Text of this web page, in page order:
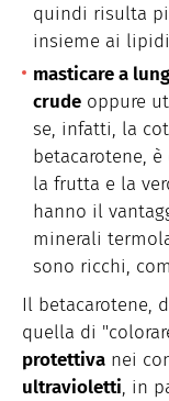
quindi risulta
insieme ai
masticare a
crude oppure
se, infatti, la
betacarotene,
la frutta e la
hanno il
minerali
sono ricchi,
Il betacarotene,
quella di
protettiva nei
ultravioletti, in